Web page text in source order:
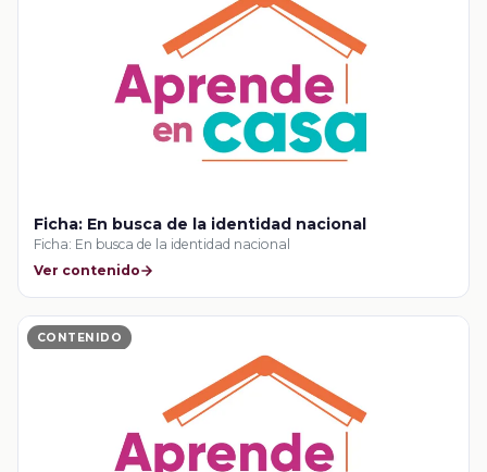
Ficha: En busca de la identidad nacional
Ficha: En busca de la identidad nacional
Ver contenido
CONTENIDO